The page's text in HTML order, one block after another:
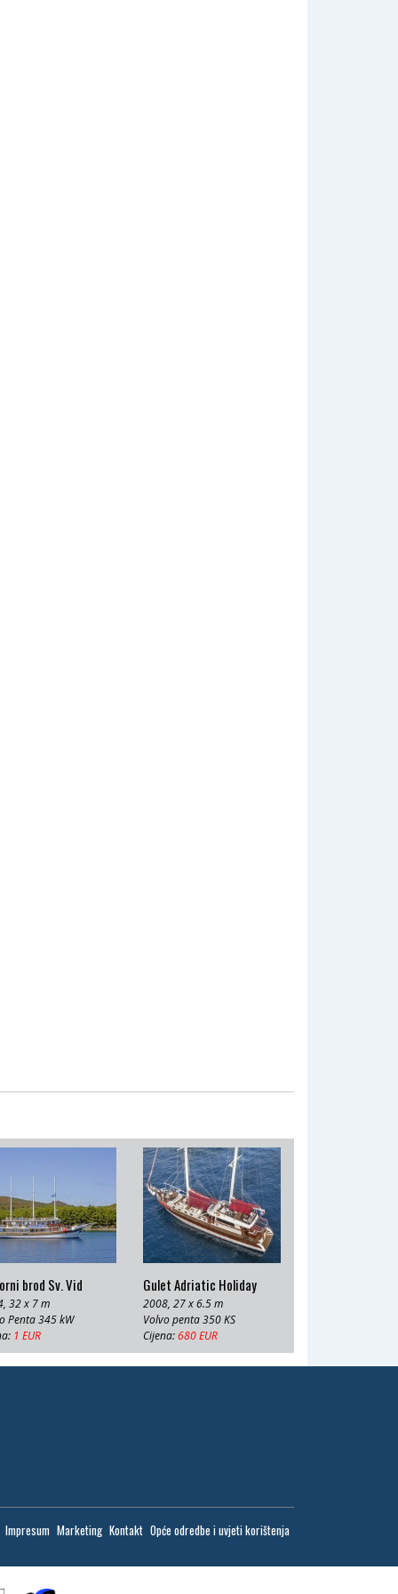
brod Sv. Vid
32 x 7 m
Penta 345 kW
1 EUR
Gulet Adriatic Holiday
2008, 27 x 6.5 m
Volvo penta 350 KS
Cijena:680 EUR
Impresum Marketing Kontakt Opće odredbe i uvjeti korištenja